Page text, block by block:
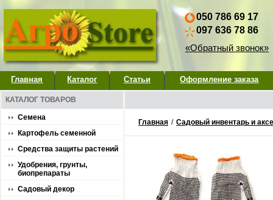
050 786 69 17
097 636 78 86
«Обратный звонок»
Главная Каталог Статьи Оформление заказа
КАТАЛОГ ТОВАРОВ
Семена
Картофель семенной
Средства защиты растений
Удобрения, грунты,
биопрепараты
Садовый декор
Главная / Садовый инвентарь и